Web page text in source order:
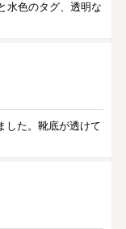
水色のタグ、透明な
した。靴底が透けて